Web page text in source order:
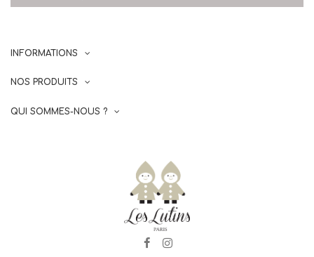
INFORMATIONS
NOS PRODUITS
QUI SOMMES-NOUS ?